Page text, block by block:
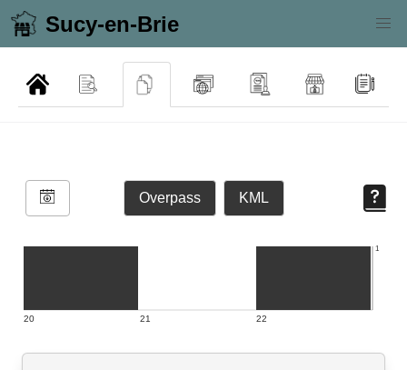
Sucy-en-Brie
Overpass KML
1
20 21 22